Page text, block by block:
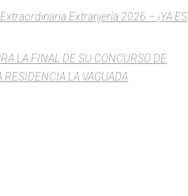
Extranjería 2026 – ¡YA ES
LA FINAL DE SU CONCURSO DE
RESIDENCIA LA VAGUADA